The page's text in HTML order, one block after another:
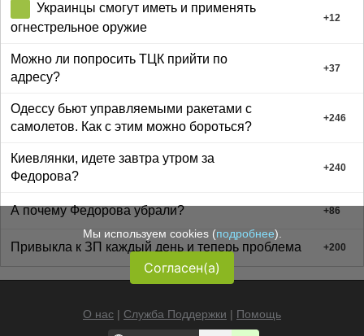
Украинцы смогут иметь и применять
огнестрельное оружие
+12
Можно ли попросить ТЦК прийти по
адресу?
+37
Одессу бьют управляемыми ракетами с
самолетов. Как с этим можно бороться?
+246
Киевлянки, идете завтра утром за
Федорова?
+240
А почему Федорова убрали? +86
Привыкла к ЗП каждый день и теперь проблема +200
О нас | Служба Поддержки | Помощь
Мы используем cookies (подробнее).
Согласен(а)